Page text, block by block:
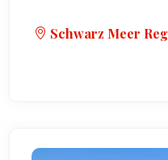
Schwarz Meer